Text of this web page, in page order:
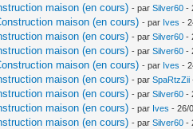
maison (en cours) - parSilver60 -
maison (en cours) - par Ives -
maison (en cours) - parSilver60 -
maison (en cours) - parSilver60 -
maison (en cours) - par Ives -
maison (en cours) - parSpaRtzZii
maison (en cours) - parSilver60 -
maison (en cours) - par Ives - 26/
maison (en cours) - parSilver60 -